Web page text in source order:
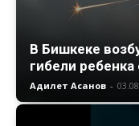
В Бишкеке
гибели
Адилет Асанов -